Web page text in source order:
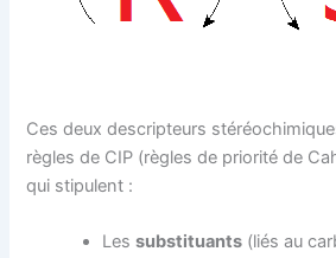
Ces deux descripteurs
règles de CIP (règles de priorité de
qui stipulent :
Lessubstituants (liés au